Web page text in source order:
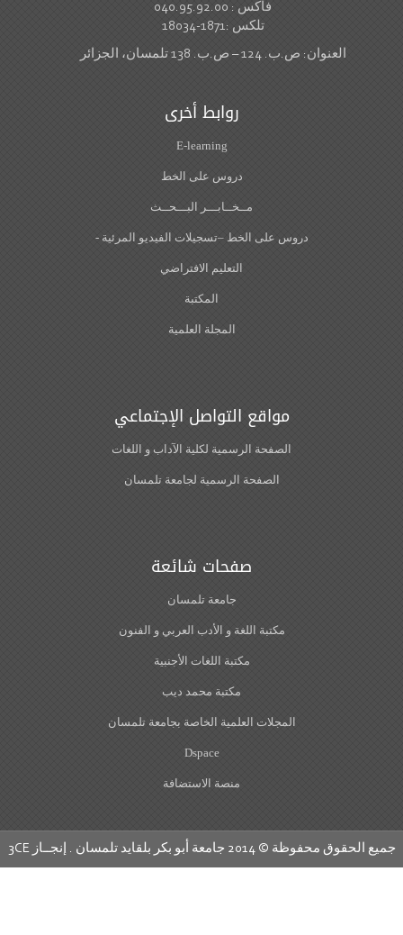
فاكس : 040.95.92.00
تلكس :1871-18034
العنوان: ص.ب. 124 – ص.ب. 138 تلمسان، الجزائر
روابط أخرى
E-learning
دروس على الخط
مــخــابـــر البـــحــث
دروس على الخط –تسجيلات الفيديو المرئية -
التعليم الافتراضي
المجلة العلمية
مواقع التواصل الإجتماعي
الصفحة الرسمية لكلية الآداب و اللغات‎
الصفحة الرسمية لجامعة تلمسان
صفحات شائعة
جامعة تلمسان
مكتبة اللغة و الأدب العربي و الفنون
مكتبة اللغات الأجنبية
مكتبة محمد ديب
المجلات العلمية الخاصة بجامعة تلمسان
Dspace
منصة الاستضافة
محفوظة © 2014 جامعة أبو بكر بلقايد تلمسان . إنجــاز 3CE